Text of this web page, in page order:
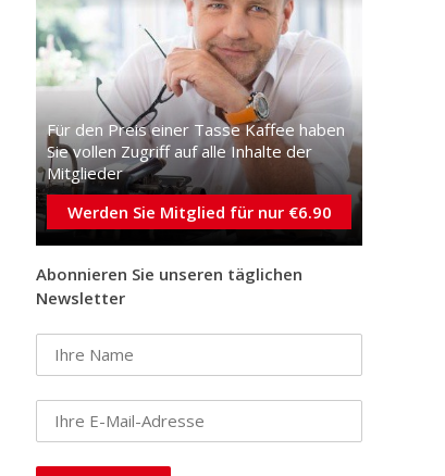
Für den Preis einer Tasse Kaffee haben
Sie vollen Zugriff auf alle Inhalte der
Mitglieder
Werden Sie Mitglied für nur €6.90
Abonnieren Sie unseren täglichen
Newsletter